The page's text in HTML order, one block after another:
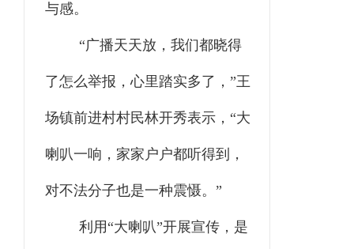
与感。
“广播天天放，我们都晓得
了怎么举报，心里踏实多了，”王
场镇前进村村民林开秀表示，“大
喇叭一响，家家户户都听得到，
对不法分子也是一种震慑。”
利用“大喇叭”开展宣传，是